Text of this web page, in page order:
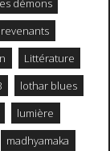
les démons
Littérature
lothar blues
lumière
madhyamaka